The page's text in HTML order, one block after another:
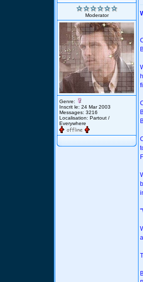
Moderator
Genre:
Inscrit le: 24 Mar 2003
Messages: 3216
Localisation: Partout /
Everywhere